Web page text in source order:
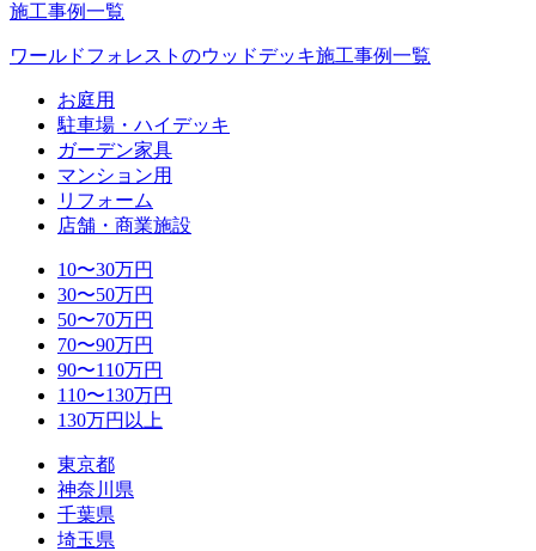
施工事例一覧
ワールドフォレストのウッドデッキ施工事例一覧
お庭用
駐車場・ハイデッキ
ガーデン家具
マンション用
リフォーム
店舗・商業施設
10〜30万円
30〜50万円
50〜70万円
70〜90万円
90〜110万円
110〜130万円
130万円以上
東京都
神奈川県
千葉県
埼玉県